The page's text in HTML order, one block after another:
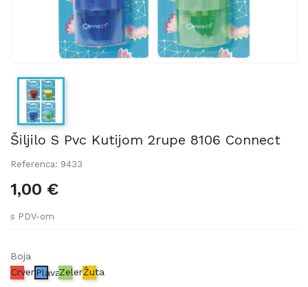
Šiljilo S Pvc Kutijom 2rupe 8106 Connect
Referenca: 9433
1,00 €
s PDV-om
Boja
CrvenaPlavaZelenaŽuta